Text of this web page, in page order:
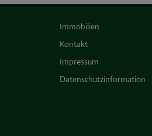
Immobilien
Kontakt
Impressum
Datenschutzinformation